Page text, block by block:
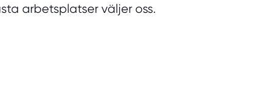
arbetsplatser väljer oss.